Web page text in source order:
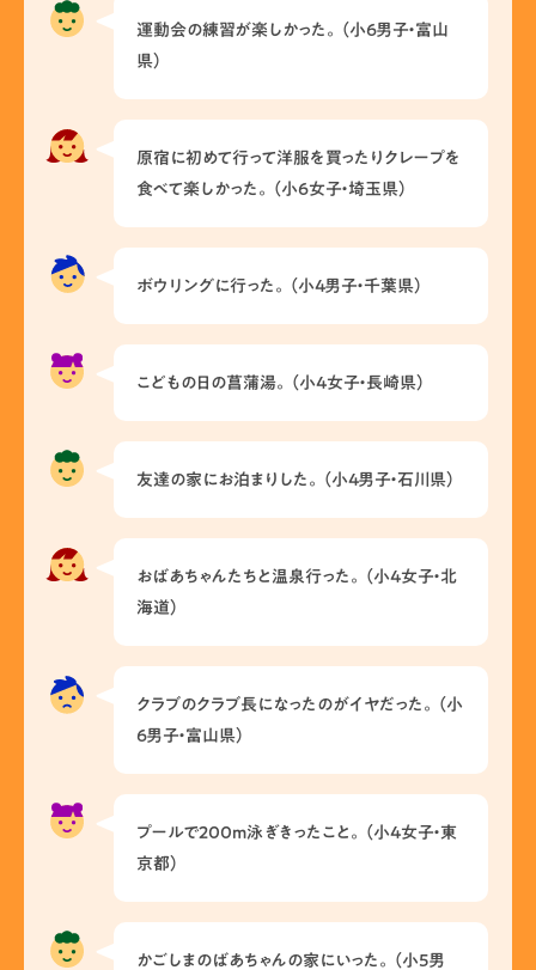
運動会の練習が楽しかった。（小6男子・富山
県）
原宿に初めて行って洋服を買ったりクレープを
食べて楽しかった。（小6女子・埼玉県）
ボウリングに行った。（小4男子・千葉県）
こどもの日の菖蒲湯。（小4女子・長崎県）
友達の家にお泊まりした。（小4男子・石川県）
おばあちゃんたちと温泉行った。（小4女子・北
海道）
クラブのクラブ長になったのがイヤだった。（小
6男子・富山県）
プールで200m泳ぎきったこと。（小4女子・東
京都）
かごしまのばあちゃんの家にいった。（小5男